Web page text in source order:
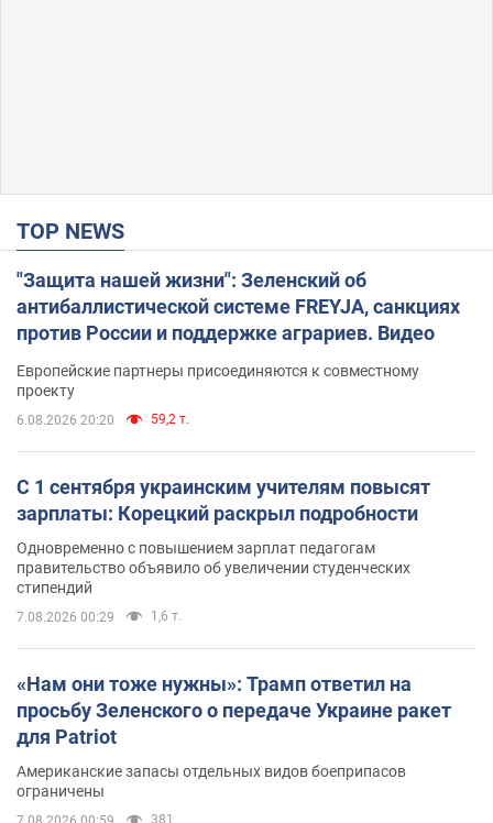
TOP NEWS
"Защита нашей жизни": Зеленский об
антибаллистической системе FREYJA, санкциях
против России и поддержке аграриев. Видео
Европейские партнеры присоединяются к совместному
проекту
6.08.2026 20:20 59,2 т.
С 1 сентября украинским учителям повысят
зарплаты: Корецкий раскрыл подробности
Одновременно с повышением зарплат педагогам
правительство объявило об увеличении студенческих
стипендий
7.08.2026 00:29 1,6 т.
«Нам они тоже нужны»: Трамп ответил на
просьбу Зеленского о передаче Украине ракет
для Patriot
Американские запасы отдельных видов боеприпасов
ограничены
381